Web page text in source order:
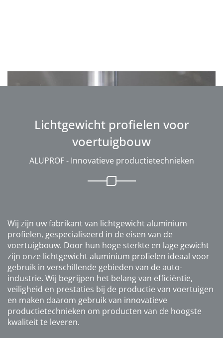
Lichtgewicht profielen voor
voertuigbouw
ALUPROF - Innovatieve productietechnieken
Wij zijn uw fabrikant van lichtgewicht aluminium
profielen, gespecialiseerd in de eisen van de
voertuigbouw. Door hun hoge sterkte en lage gewicht
zijn onze lichtgewicht aluminium profielen ideaal voor
gebruik in verschillende gebieden van de auto-
industrie. Wij begrijpen het belang van efficiëntie,
veiligheid en prestaties bij de productie van voertuigen
en maken daarom gebruik van innovatieve
productietechnieken om producten van de hoogste
kwaliteit te leveren.